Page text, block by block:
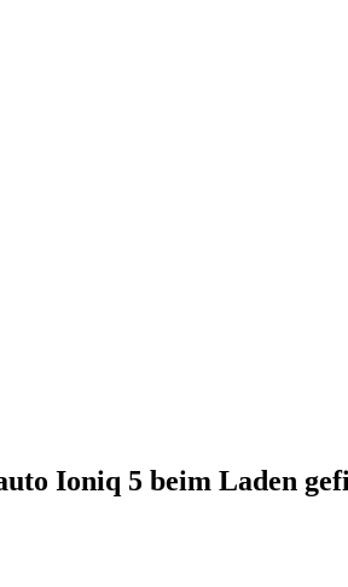
Ioniq 5 beim Laden